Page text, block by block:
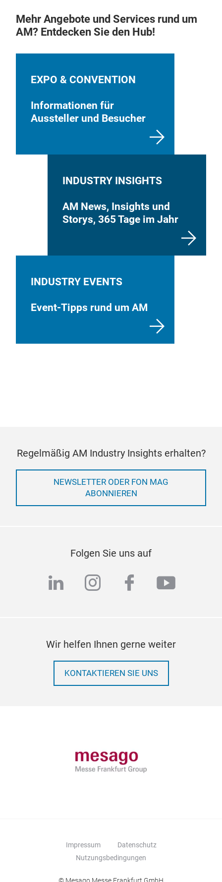
Mehr Angebote und Services rund um
AM? Entdecken Sie den Hub!
EXPO & CONVENTION
Informationen für
Aussteller und Besucher
INDUSTRY INSIGHTS
AM News, Insights und
Storys, 365 Tage im Jahr
INDUSTRY EVENTS
Event-Tipps rund um AM
Regelmäßig AM Industry Insights erhalten?
NEWSLETTER ODER FON MAG
ABONNIEREN
Folgen Sie uns auf
linkedininstagram
facebook
Wir helfen Ihnen gerne weiter
KONTAKTIEREN SIE UNS
Impressum
Datenschutz
Nutzungsbedingungen